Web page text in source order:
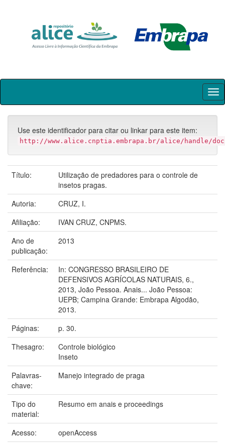
Skip
Use este identificador para citar ou linkar para este item:
http://www.alice.cnptia.embrapa.br/alice/handle/
Título:
Utilização de predadores para o controle de
insetos pragas.
Autoria:
CRUZ, I.
Afiliação:
IVAN CRUZ, CNPMS.
Ano de
publicação:
2013
Referência:
In: CONGRESSO BRASILEIRO DE
DEFENSIVOS AGRÍCOLAS NATURAIS, 6.,
2013, João Pessoa. Anais... João Pessoa:
UEPB; Campina Grande: Embrapa Algodão,
2013.
Páginas:
p. 30.
Thesagro:
Controle biológico
Inseto
Palavras-
chave:
Manejo integrado de praga
Tipo do
material:
Resumo em anais e proceedings
Acesso:
openAccess